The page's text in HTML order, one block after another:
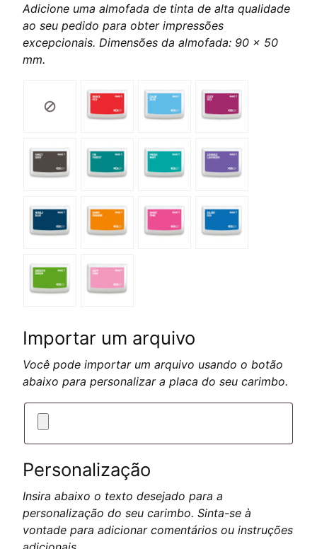
Adicione uma almofada de tinta de alta qualidade
ao seu pedido para obter impressões
excepcionais. Dimensões da almofada: 90 x 50
mm.
Importar um arquivo
Você pode importar um arquivo usando o botão
abaixo para personalizar a placa do seu carimbo.
Personalização
Insira abaixo o texto desejado para a
personalização do seu carimbo. Sinta-se à
vontade para adicionar comentários ou instruções